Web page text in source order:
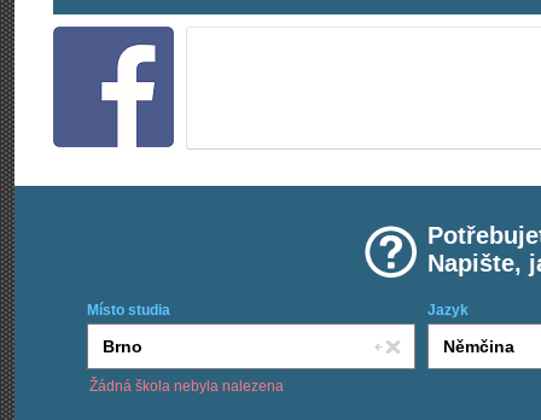
Napište,
Místo studia Jazyk
Žádná škola nebyla nalezena